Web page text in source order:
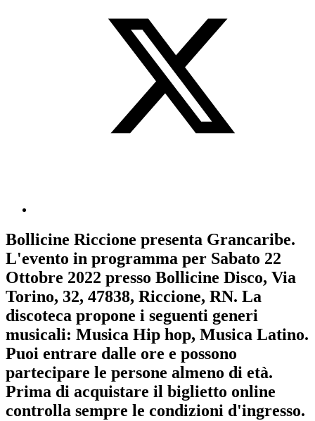
Bollicine Riccione presenta Grancaribe.
L'evento in programma per Sabato 22
Ottobre 2022 presso Bollicine Disco, Via
Torino, 32, 47838, Riccione, RN. La
discoteca propone i seguenti generi
musicali: Musica Hip hop, Musica Latino.
Puoi entrare dalle ore e possono
partecipare le persone almeno di età.
Prima di acquistare il biglietto online
controlla sempre le condizioni d'ingresso.